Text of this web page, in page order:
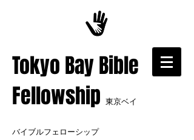
​Tokyo Bay Bible
Fellowship 東京ベイ
バイブルフェローシップ